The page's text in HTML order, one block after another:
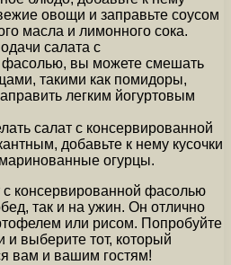
овощи и заправьте соусом
масла и лимонного сока.
салата с
фасолью, вы можете смешать
такими как помидоры,
легким йогуртовым
салат с консервированной
добавьте к нему кусочки
огурцы.
с консервированной фасолью
так и на ужин. Он отлично
или рисом. Попробуйте
выберите тот, который
вам и вашим гостям!